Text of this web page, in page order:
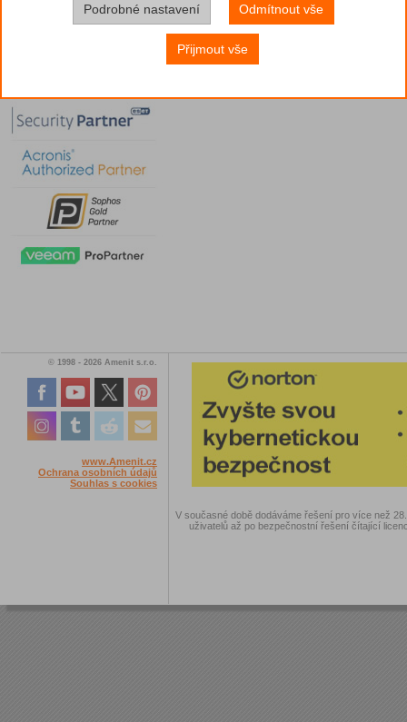
© 1998 - 2026 Amenit s.r.o.
www.Amenit.cz
Ochrana osobních údajů
Souhlas s cookies
V současné době dodáváme řešení pro více než
uživatelů až po bezpečnostní řešení čítající
Podrobné nastavení Odmítnout vše
Přijmout vše